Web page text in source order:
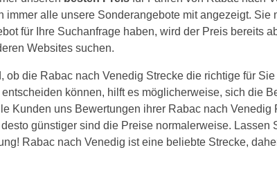
immer alle unsere Sonderangebote mit angezeigt. Sie
für Ihre Suchanfrage haben, wird der Preis bereits
Websites suchen.
ob die Rabac nach Venedig Strecke die richtige für
können, hilft es möglicherweise, sich die
Kunden uns Bewertungen ihrer Rabac nach
günstiger sind die Preise normalerweise. Lassen
Rabac nach Venedig ist eine beliebte Strecke,